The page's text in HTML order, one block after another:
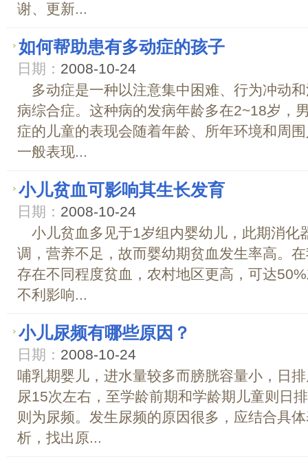
谢、更新...
如何帮助患有多动症的孩子
日期： 2008-10-24
多动症是一种以注意集中困难、行为冲动
病综合症。这种病的发病年龄多在2~18岁
症的儿童的表现会随着年龄、所年环境和周
一般表现...
小儿贫血可影响其生长发育
日期： 2008-10-24
小儿贫血多见于1岁组内婴幼儿，此期消化
调，营养不足，故而婴幼期贫血发生率高。
存在不同程度贫血，农村地区更高，可达
不利影响...
小儿尿频有哪些原因？
日期： 2008-10-24
哺乳期婴儿，进水量较多而膀胱容量小，日
尿15次左右，至学龄前期和学龄期儿童则日
则为尿频。发生尿频的原因很多，应结合具
析，找出原...